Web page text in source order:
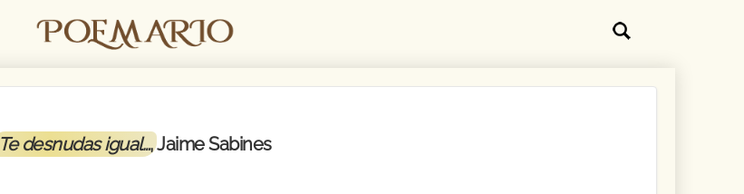
Te desnudas igual…, Jaime Sabines